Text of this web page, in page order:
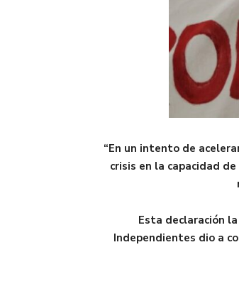
“En un intento de
crisis en la capacidad
Esta declaración
Independientes dio a